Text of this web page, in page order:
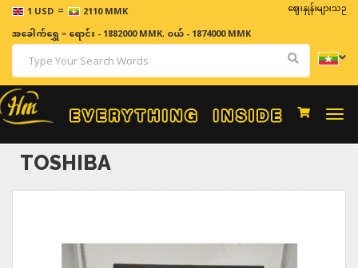
1 USD = 2110 MMK ဈေးနှုန်းများသည် အချိ
အခေါက်ရွှေ=ရောင်း - 1882000 MMK, ဝယ် - 1874000 MMK
TOSHIBA